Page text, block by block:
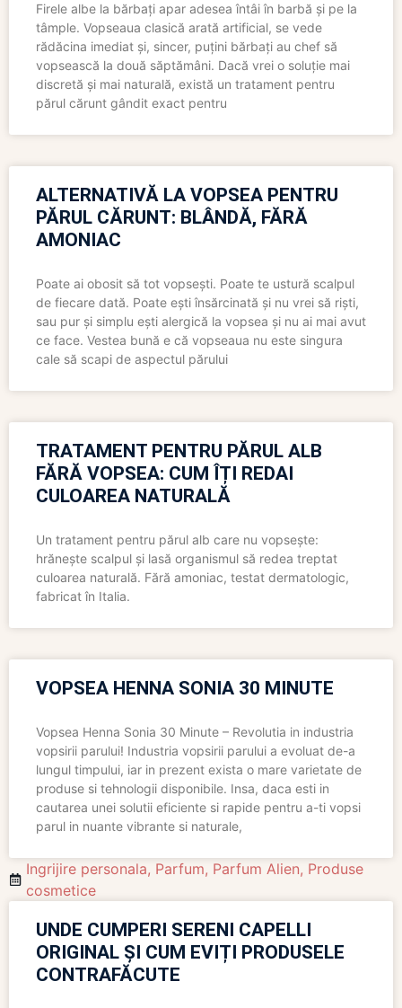
Firele albe la bărbați apar adesea întâi în barbă și pe la
tâmple. Vopseaua clasică arată artificial, se vede
rădăcina imediat și, sincer, puțini bărbați au chef să
vopsească la două săptămâni. Dacă vrei o soluție mai
discretă și mai naturală, există un tratament pentru
părul cărunt gândit exact pentru
ALTERNATIVĂ LA VOPSEA PENTRU
PĂRUL CĂRUNT: BLÂNDĂ, FĂRĂ
AMONIAC
Poate ai obosit să tot vopsești. Poate te ustură scalpul
de fiecare dată. Poate ești însărcinată și nu vrei să riști,
sau pur și simplu ești alergică la vopsea și nu ai mai avut
ce face. Vestea bună e că vopseaua nu este singura
cale să scapi de aspectul părului
TRATAMENT PENTRU PĂRUL ALB
FĂRĂ VOPSEA: CUM ÎȚI REDAI
CULOAREA NATURALĂ
Un tratament pentru părul alb care nu vopsește:
hrănește scalpul și lasă organismul să redea treptat
culoarea naturală. Fără amoniac, testat dermatologic,
fabricat în Italia.
VOPSEA HENNA SONIA 30 MINUTE
Vopsea Henna Sonia 30 Minute – Revolutia in industria
vopsirii parului! Industria vopsirii parului a evoluat de-a
lungul timpului, iar in prezent exista o mare varietate de
produse si tehnologii disponibile. Insa, daca esti in
cautarea unei solutii eficiente si rapide pentru a-ti vopsi
parul in nuante vibrante si naturale,
Ingrijire personala, Parfum, Parfum Alien, Produse
cosmetice
UNDE CUMPERI SERENI CAPELLI
ORIGINAL ȘI CUM EVIȚI PRODUSELE
CONTRAFĂCUTE